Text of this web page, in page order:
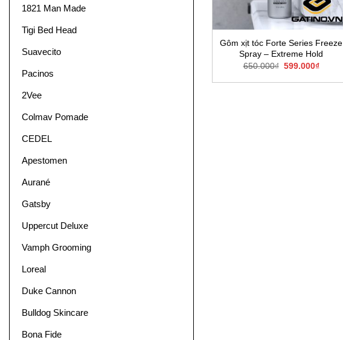
1821 Man Made
Tigi Bed Head
Suavecito
Pacinos
2Vee
Colmav Pomade
CEDEL
Apestomen
Aurané
Gatsby
Uppercut Deluxe
Vamph Grooming
Loreal
Duke Cannon
Bulldog Skincare
Bona Fide
Gôm xịt tóc Forte Series Freeze
Spray – Extreme Hold
650.000₫ Giá
là:
599.000₫Giá
tại